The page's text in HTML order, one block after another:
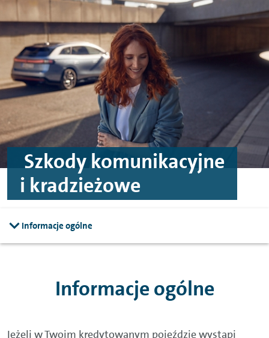
Przejdź do treści
Przejdź do stopki
Szkody komunikacyjne
i kradzieżowe
Informacje ogólne
Informacje ogólne
Jeżeli w Twoim kredytowanym pojeździe wystąpi